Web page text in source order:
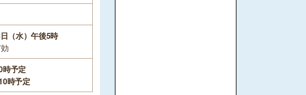
（水）午後5時
時予定
時予定